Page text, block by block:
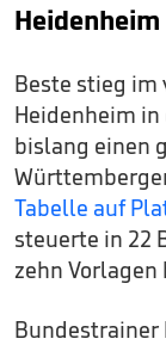
Heidenheim
Beste stieg im
Heidenheim
bislang einen
Tabelle auf
steuerte in 22
zehn Vorlagen
Bundestrainer